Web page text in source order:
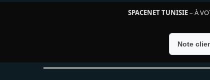
SPACENET TUNISIE– À
Note